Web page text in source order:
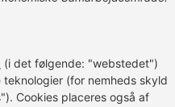
(i det følgende: "webstedet")
(for nemheds skyld
Cookies placeres også af